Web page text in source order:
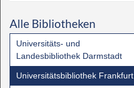
Alle Bibliotheken
Universitäts- und
Landesbibliothek Darmstadt
Universitätsbibliothek Frankfurt